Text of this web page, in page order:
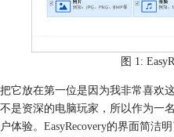
图 1:
把它放在第一位是因为我非常喜欢
不是资深的电脑玩家，所以作为一
户体验。 EasyRecovery的界面简洁